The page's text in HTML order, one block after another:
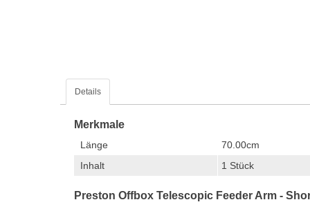
Details
Merkmale
Länge
70.00cm
Inhalt
1 Stück
Preston Offbox Telescopic Feeder Arm -